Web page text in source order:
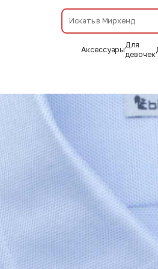
Аксессуары
Для
девочек